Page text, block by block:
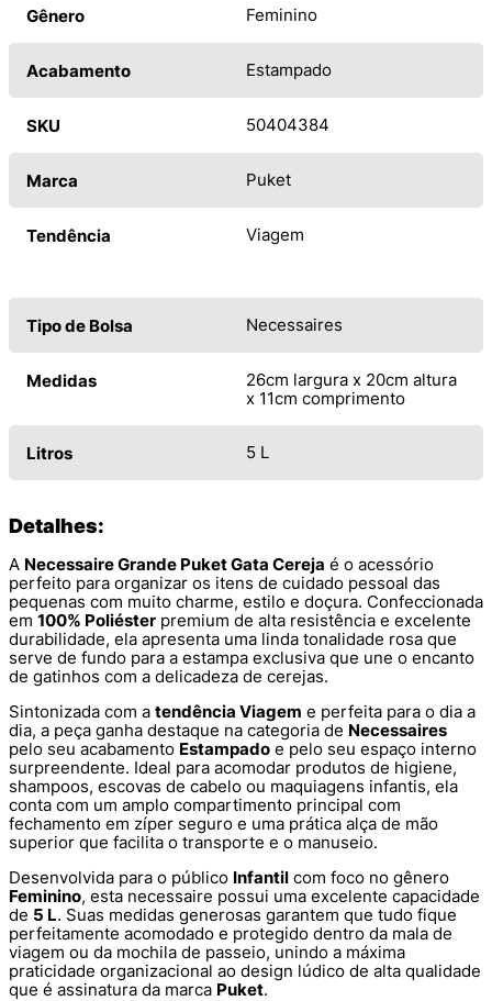
Gênero Feminino
Acabamento Estampado
SKU 50404384
Marca Puket
Tendência Viagem
Tipo de Bolsa Necessaires
Medidas
26cm largura x 20cm altura
x 11cm comprimento
Litros 5 L
Detalhes:
A Necessaire Grande Puket Gata Cereja é o acessório
perfeito para organizar os itens de cuidado pessoal das
pequenas com muito charme, estilo e doçura. Confeccionada
em 100% Poliéster premium de alta resistência e excelente
durabilidade, ela apresenta uma linda tonalidade rosa que
serve de fundo para a estampa exclusiva que une o encanto
de gatinhos com a delicadeza de cerejas.
Sintonizada com a tendência Viagem e perfeita para o dia a
dia, a peça ganha destaque na categoria de Necessaires
pelo seu acabamento Estampado e pelo seu espaço interno
surpreendente. Ideal para acomodar produtos de higiene,
shampoos, escovas de cabelo ou maquiagens infantis, ela
conta com um amplo compartimento principal com
fechamento em zíper seguro e uma prática alça de mão
superior que facilita o transporte e o manuseio.
Desenvolvida para o público Infantil com foco no gênero
Feminino, esta necessaire possui uma excelente capacidade
de 5 L. Suas medidas generosas garantem que tudo fique
perfeitamente acomodado e protegido dentro da mala de
viagem ou da mochila de passeio, unindo a máxima
praticidade organizacional ao design lúdico de alta qualidade
que é assinatura da marca Puket.